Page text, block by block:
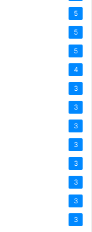
5
5
5
4
3
3
3
3
3
3
3
3